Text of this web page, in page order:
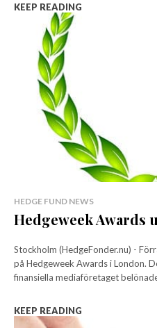
KEEP READING
HEDGE FUND NEWS
Hedgeweek Awards
Stockholm (HedgeFonder.nu) -
på Hedgeweek Awards i London.
finansiella mediaföretaget
KEEP READING